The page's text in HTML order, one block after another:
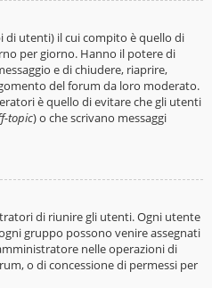
utenti) il cui compito è quello di
per giorno. Hanno il potere di
e di chiudere, riaprire,
del forum da loro moderato.
è quello di evitare che gli utenti
topic) o che scrivano messaggi
di riunire gli utenti. Ogni utente
gruppo possono venire assegnati
nelle operazioni di
o di concessione di permessi per